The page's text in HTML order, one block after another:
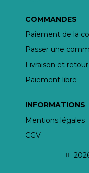
COMMANDES
Paiement de la
Passer une
Livraison et retour
Paiement libre
INFORMATIONS
Mentions légales
CGV